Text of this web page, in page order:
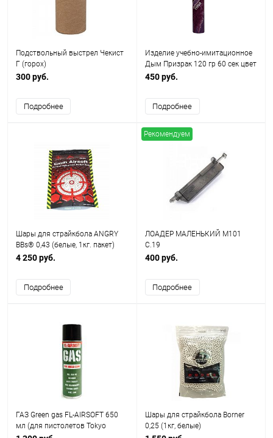
Подствольный выстрел Чекист
Г (горох)
300 руб.
Подробнее
Изделие учебно-имитационное
Дым Призрак 120 гр 60 сек цвет
фиолетовый A2 tech
450 руб.
Подробнее
Шары для страйкбола ANGRY
BBs® 0,43 (белые, 1кг. пакет)
Taiwan TJ-043
4 250 руб.
Подробнее
Рекомендуем
ЛОАДЕР МАЛЕНЬКИЙ M101
C.19
400 руб.
Подробнее
ГАЗ Green gas FL-AIRSOFT 650
мл (для пистолетов Tokyo
Шары для страйкбола Borner
0,25 (1кг, белые)